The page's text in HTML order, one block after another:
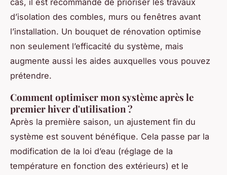
cas, il est recommandé de prioriser les travaux
d’isolation des combles, murs ou fenêtres avant
l’installation. Un bouquet de rénovation optimise
non seulement l’efficacité du système, mais
augmente aussi les aides auxquelles vous pouvez
prétendre.
Comment optimiser mon système après le
premier hiver d'utilisation ?
Après la première saison, un ajustement fin du
système est souvent bénéfique. Cela passe par la
modification de la loi d’eau (réglage de la
température en fonction des extérieurs) et le